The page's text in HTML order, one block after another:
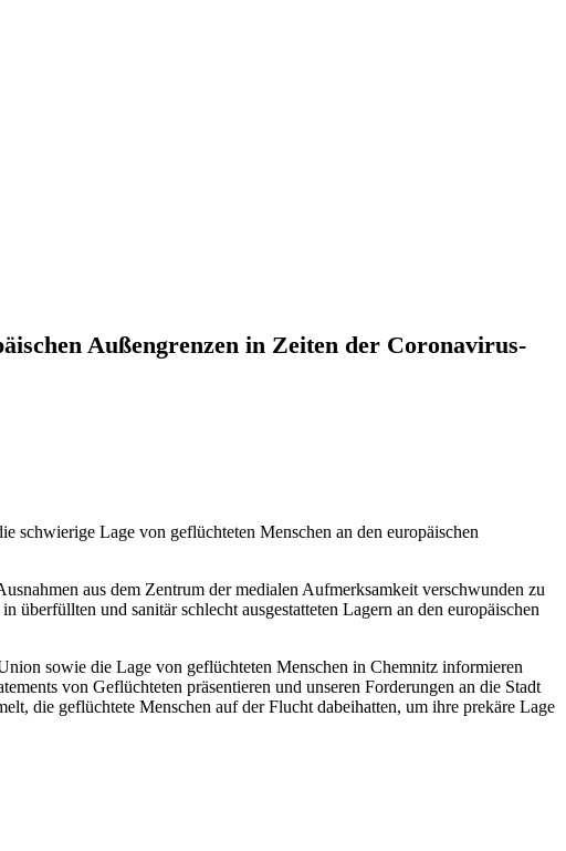
Außengrenzen in Zeiten der Coronavirus-
Lage von geflüchteten Menschen an den europäischen
aus dem Zentrum der medialen Aufmerksamkeit verschwunden zu
und sanitär schlecht ausgestatteten Lagern an den europäischen
sowie die Lage von geflüchteten Menschen in Chemnitz informieren
von Geflüchteten präsentieren und unseren Forderungen an die Stadt
die geflüchtete Menschen auf der Flucht dabeihatten, um ihre prekäre Lage